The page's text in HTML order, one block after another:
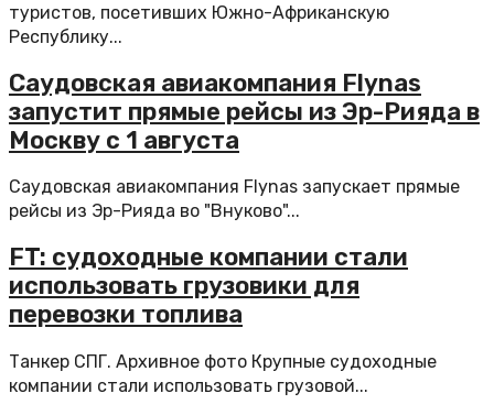
туристов, посетивших Южно-Африканскую
Республику...
Саудовская авиакомпания Flynas
запустит прямые рейсы из Эр-Рияда в
Москву с 1 августа
Саудовская авиакомпания Flynas запускает прямые
рейсы из Эр-Рияда во "Внуково"...
FT: судоходные компании стали
использовать грузовики для
перевозки топлива
Танкер СПГ. Архивное фото Крупные судоходные
компании стали использовать грузовой...